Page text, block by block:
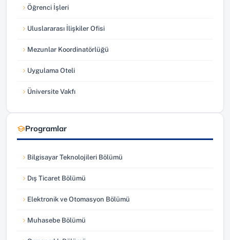
Öğrenci İşleri
(yeni sekmede açılır)
Uluslararası İlişkiler Ofisi
(yeni sekmede açılır)
Mezunlar Koordinatörlüğü
(yeni sekmede açılır)
Uygulama Oteli
(yeni sekmede açılır)
Üniversite Vakfı
(yeni sekmede açılır)
Programlar
Bilgisayar Teknolojileri Bölümü
Dış Ticaret Bölümü
Elektronik ve Otomasyon Bölümü
Muhasebe Bölümü